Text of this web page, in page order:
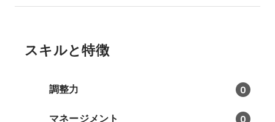
スキルと特徴
調整力 0
マネージメント 0